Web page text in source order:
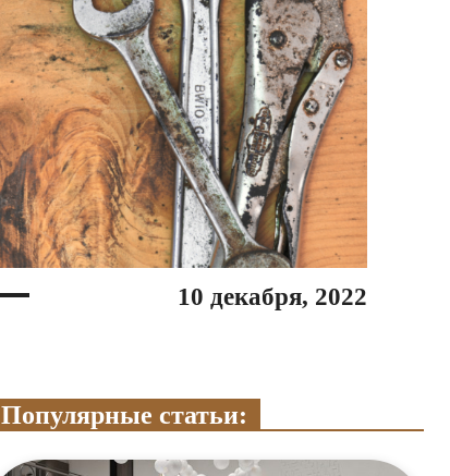
10 декабря, 2022
Популярные статьи: